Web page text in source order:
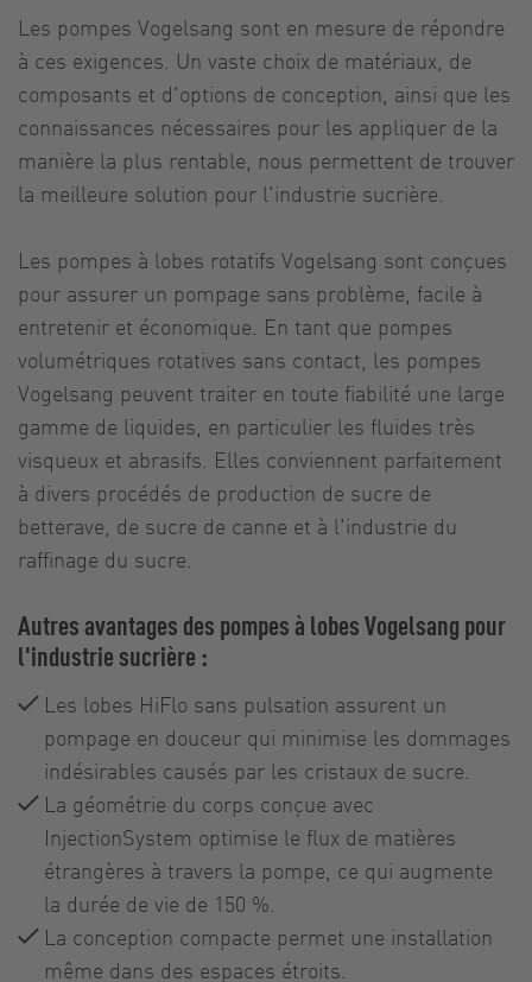
Les pompes Vogelsang sont en mesure de répondre
à ces exigences. Un vaste choix de matériaux, de
composants et d'options de conception, ainsi que les
connaissances nécessaires pour les appliquer de la
manière la plus rentable, nous permettent de trouver
la meilleure solution pour l'industrie sucrière.
Les pompes à lobes rotatifs Vogelsang sont conçues
pour assurer un pompage sans problème, facile à
entretenir et économique. En tant que pompes
volumétriques rotatives sans contact, les pompes
Vogelsang peuvent traiter en toute fiabilité une large
gamme de liquides, en particulier les fluides très
visqueux et abrasifs. Elles conviennent parfaitement
à divers procédés de production de sucre de
betterave, de sucre de canne et à l'industrie du
raffinage du sucre.
Autres avantages des pompes à lobes Vogelsang pour
l'industrie sucrière :
Les lobes HiFlo sans pulsation assurent un
pompage en douceur qui minimise les dommages
indésirables causés par les cristaux de sucre.
La géométrie du corps conçue avec
InjectionSystem optimise le flux de matières
étrangères à travers la pompe, ce qui augmente
la durée de vie de 150 %.
La conception compacte permet une installation
même dans des espaces étroits.